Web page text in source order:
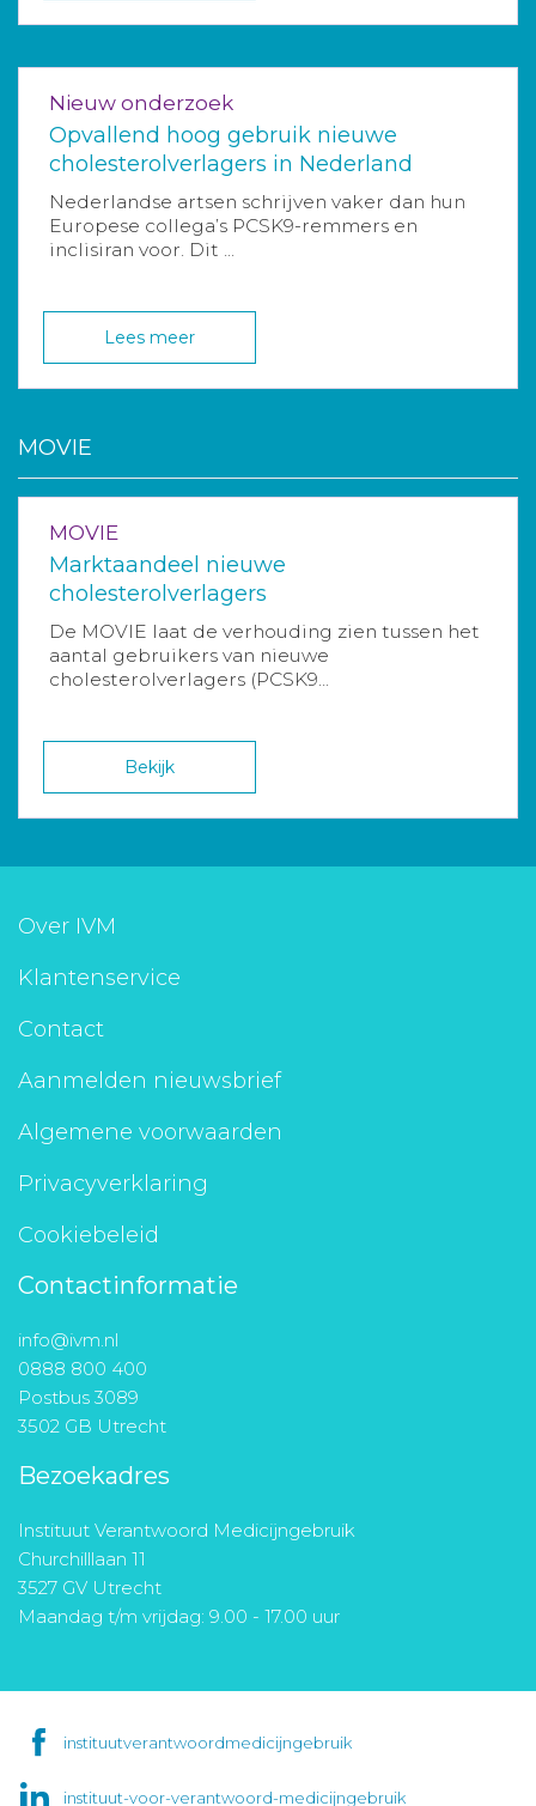
Nieuw onderzoek
Opvallend hoog gebruik nieuwe
cholesterolverlagers in Nederland
Nederlandse artsen schrijven vaker dan hun
Europese collega’s PCSK9-remmers en
inclisiran voor. Dit ...
Lees meer
MOVIE
MOVIE
Marktaandeel nieuwe
cholesterolverlagers
De MOVIE laat de verhouding zien tussen het
aantal gebruikers van nieuwe
cholesterolverlagers (PCSK9...
Bekijk
Over IVM
Klantenservice
Contact
Aanmelden nieuwsbrief
Algemene voorwaarden
Privacyverklaring
Cookiebeleid
Contactinformatie
info@ivm.nl
0888 800 400
Postbus 3089
3502 GB Utrecht
Bezoekadres
Instituut Verantwoord Medicijngebruik
Churchilllaan 11
3527 GV Utrecht
Maandag t/m vrijdag: 9.00 - 17.00 uur
instituutverantwoordmedicijngebruik
instituut-voor-verantwoord-medicijngebruik